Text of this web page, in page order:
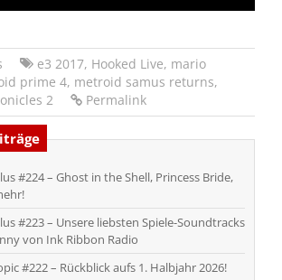
e3 2017, Hooked Live, mario
prime 4, metroid samus returns,
2
Permalink
#224 – Ghost in the Shell, Princess Bride,
#223 – Unsere liebsten Spiele-Soundtracks
von Ink Ribbon Radio
#222 – Rückblick aufs 1. Halbjahr 2026!